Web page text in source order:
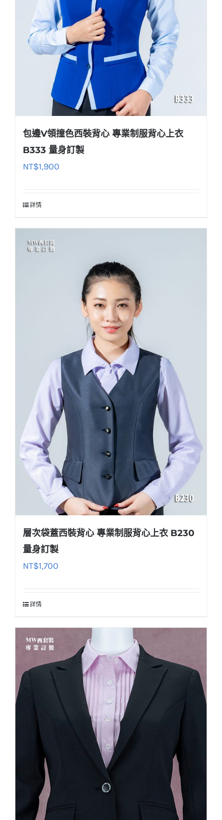
包邊V領撞色西裝背心 專業制服背心上衣
B333 量身訂製
NT$1,900
詳情
層次袋蓋西裝背心 專業制服背心上衣 B230
量身訂製
NT$1,700
詳情